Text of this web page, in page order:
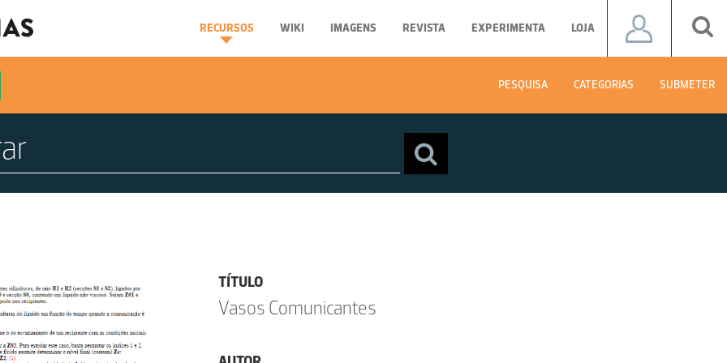
RECURSOS WIKI IMAGENS REVISTA EXPERIMENTA LOJA
PESQUISA CATEGORIAS SUBMETER
TÍTULO
Vasos Comunicantes